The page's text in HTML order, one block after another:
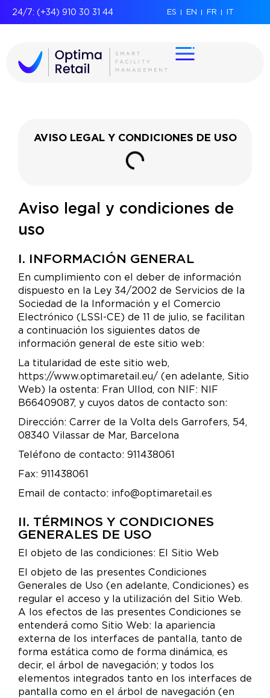
ES EN FR IT
24/7: (+34) 910 30 31 44
AVISO LEGAL Y CONDICIONES DE USO
Aviso legal y condiciones de
uso
I. INFORMACIÓN GENERAL
En cumplimiento con el deber de información
dispuesto en la Ley 34/2002 de Servicios de la
Sociedad de la Información y el Comercio
Electrónico (LSSI-CE) de 11 de julio, se facilitan
a continuación los siguientes datos de
información general de este sitio web:
La titularidad de este sitio web,
https://www.optimaretail.eu/ (en adelante, Sitio
Web) la ostenta: Fran Ullod, con NIF: NIF
B66409087, y cuyos datos de contacto son:
Dirección: Carrer de la Volta dels Garrofers, 54,
08340 Vilassar de Mar, Barcelona
Teléfono de contacto: 911438061
Fax: 911438061
Email de contacto: info@optimaretail.es
II. TÉRMINOS Y CONDICIONES
GENERALES DE USO
El objeto de las condiciones: El Sitio Web
El objeto de las presentes Condiciones
Generales de Uso (en adelante, Condiciones) es
regular el acceso y la utilización del Sitio Web.
A los efectos de las presentes Condiciones se
entenderá como Sitio Web: la apariencia
externa de los interfaces de pantalla, tanto de
forma estática como de forma dinámica, es
decir, el árbol de navegación; y todos los
elementos integrados tanto en los interfaces de
pantalla como en el árbol de navegación (en